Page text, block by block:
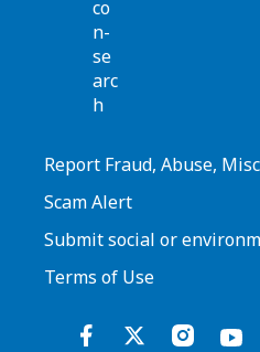
Report Fraud, Abuse,
Scam Alert
Submit social or
Terms of Use